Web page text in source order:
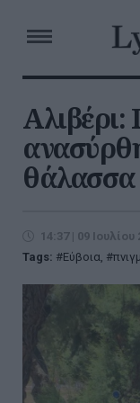
Αλιβέρι:
θάλασσα
14:37 | 09 Ιουλίου
Tags:
Εύβοια,